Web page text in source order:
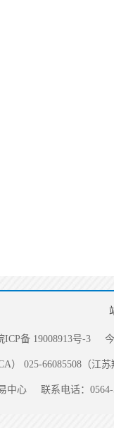
ICP备 19008913号-3
） 025-66085508（江
中心 联系电话：0564-